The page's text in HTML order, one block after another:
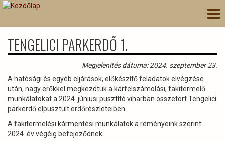
Ugrás
TENGELICI PARKERDŐ 1.
Megjelenítés dátuma: 2024. szeptember 23.
A hatósági és egyéb eljárások, előkészítő feladatok elvégzése
után, nagy erőkkel megkezdtük a kárfelszámolási, fakitermelő
munkálatokat a 2024. júniusi pusztító viharban összetört Tengelici
parkerdő elpusztult erdőrészleteiben.
A fakitermelési kármentési munkálatok a reményeink szerint
2024. év végéig befejeződnek.